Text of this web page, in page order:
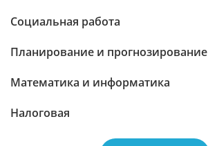
Социальная работа
Планирование и прогнозирование
Математика и информатика
Налоговая